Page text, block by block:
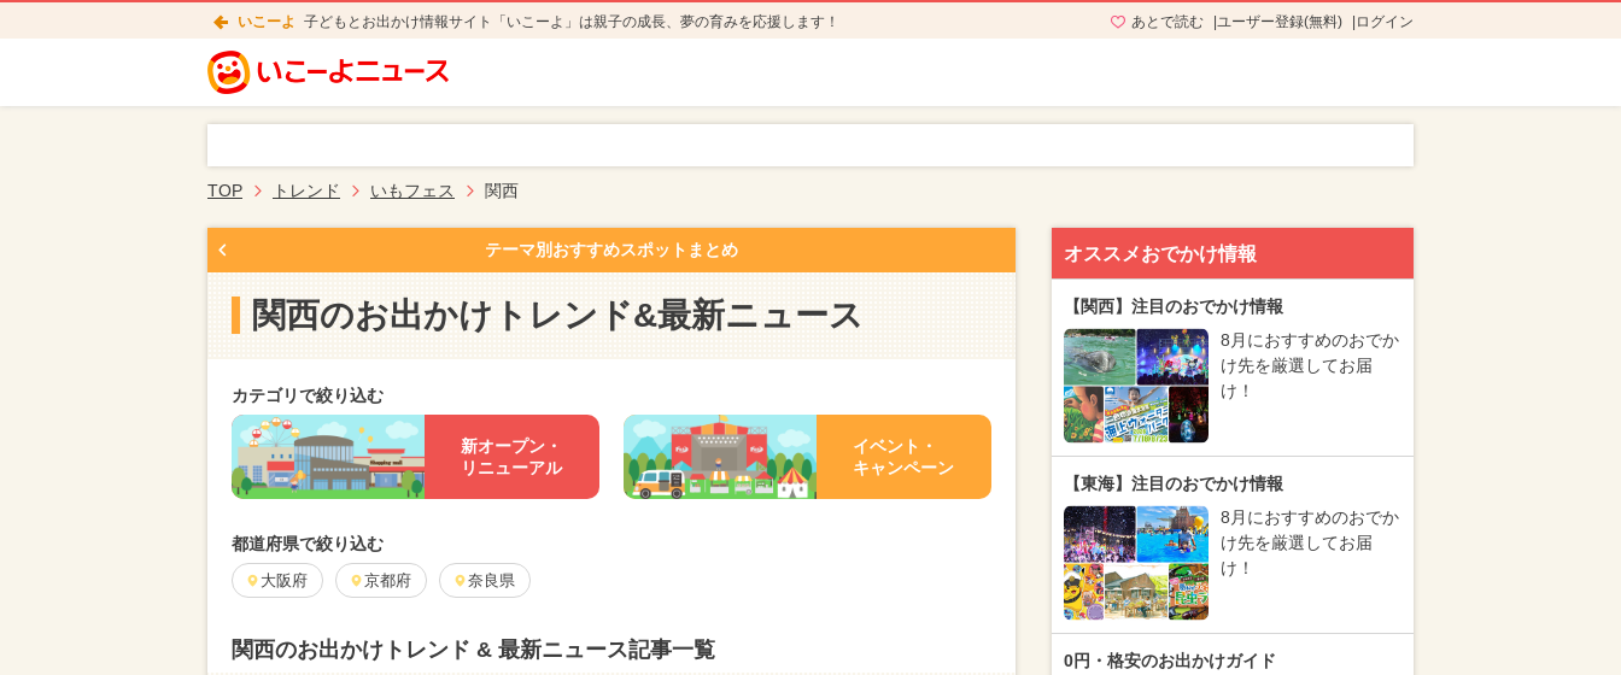
いこーよ 子どもとお出かけ情報サイト「いこーよ」は親子の成長、夢の育みを応援します！ あとで読む ユーザー登録(無料) ログイン
TOP トレンド いもフェス 関西
テーマ別おすすめスポットまとめ
関西のお出かけトレンド&最新ニュース
カテゴリで絞り込む
新オープン・
リニューアル
イベント・
キャンペーン
都道府県で絞り込む
大阪府 京都府 奈良県
関西のお出かけトレンド & 最新ニュース記事一覧
オススメおでかけ情報
【関西】注目のおでかけ情報
8月におすすめのおでか
け先を厳選してお届
け！
【東海】注目のおでかけ情報
8月におすすめのおでか
け先を厳選してお届
け！
0円・格安のお出かけガイド